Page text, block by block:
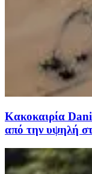
Κακοκαιρία
από την υψηλή